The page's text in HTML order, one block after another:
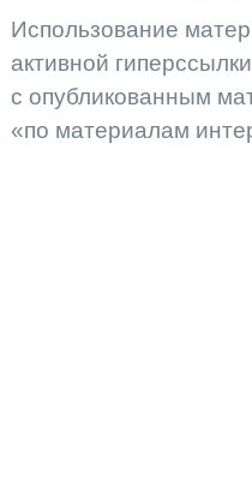
Использование
активной
с опубликованным
«по материалам